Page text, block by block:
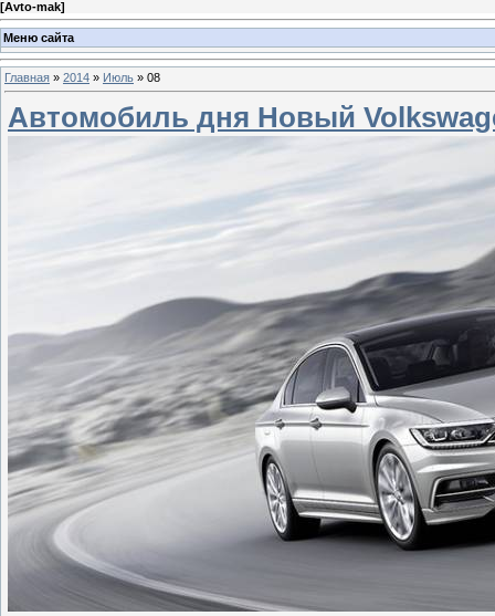
[Avto-mak]
Меню сайта
Главная » 2014 » Июль » 08
Автомобиль дня Новый